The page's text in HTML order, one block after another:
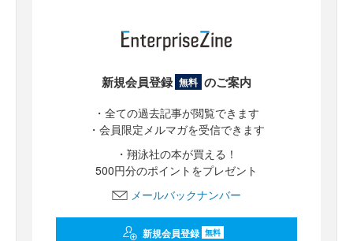
新規会員登録 無料 のご案内
・全ての過去記事が閲覧できます
・会員限定メルマガを受信できます
・翔泳社の本が買える！
500円分のポイントをプレゼント
メールバックナンバー
新規会員登録 無料